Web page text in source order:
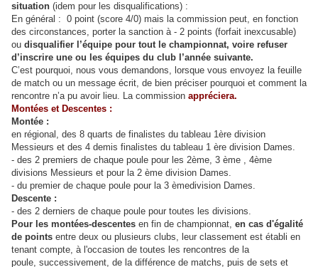
situation (idem pour les disqualifications) :
En général : 0 point (score 4/0) mais la commission peut, en fonction
des circonstances, porter la sanction à - 2 points (forfait inexcusable)
ou disqualifier l’équipe pour tout le championnat, voire refuser
d’inscrire une ou les équipes du club l’année suivante.
C’est pourquoi, nous vous demandons, lorsque vous envoyez la feuille
de match ou un message écrit, de bien préciser pourquoi et comment la
rencontre n’a pu avoir lieu. La commission appréciera.
Montées et Descentes :
Montée :
en régional, des 8 quarts de finalistes du tableau 1ère division
Messieurs et des 4 demis finalistes du tableau 1 ère division Dames.
- des 2 premiers de chaque poule pour les 2ème, 3 ème , 4ème
divisions Messieurs et pour la 2 ème division Dames.
- du premier de chaque poule pour la 3 èmedivision Dames.
Descente :
- des 2 derniers de chaque poule pour toutes les divisions.
Pour les montées-descentes en fin de championnat, en cas d'égalité
de points entre deux ou plusieurs clubs, leur classement est établi en
tenant compte, à l'occasion de toutes les rencontres de la
poule, successivement, de la différence de matchs, puis de sets et